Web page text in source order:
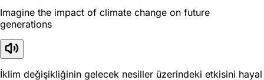
Imagine the impact of climate change on future
generations
İklim değişikliğinin gelecek nesiller üzerindeki etkisini hayal